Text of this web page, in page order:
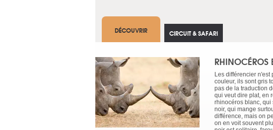
DÉCOUVRIR
Les différencier n'est
couleur, ils sont gris
pas de la traduction
qui veut dire plat, en
rhinocéros blanc, qui
noir, qui mange
différence, mais on
on en voit souvent
CIRCUIT & SAFARI